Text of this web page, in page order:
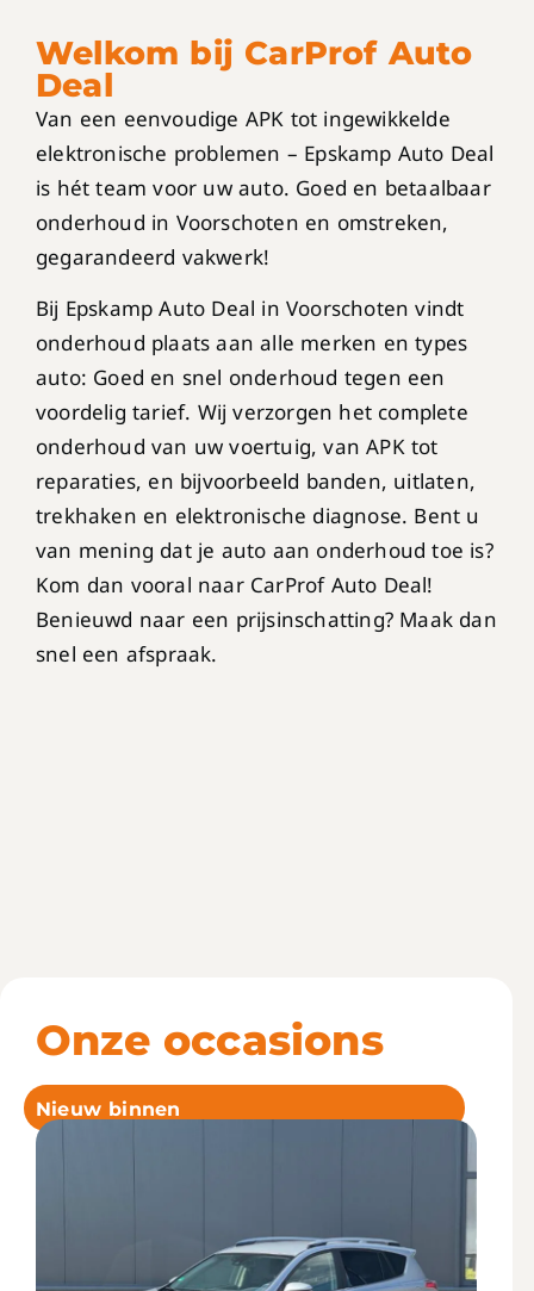
Welkom bij CarProf Auto
Deal
Van een eenvoudige APK tot ingewikkelde
elektronische problemen – Epskamp Auto Deal
is hét team voor uw auto. Goed en betaalbaar
onderhoud in Voorschoten en omstreken,
gegarandeerd vakwerk!
Bij Epskamp Auto Deal in Voorschoten vindt
onderhoud plaats aan alle merken en types
auto: Goed en snel onderhoud tegen een
voordelig tarief. Wij verzorgen het complete
onderhoud van uw voertuig, van APK tot
reparaties, en bijvoorbeeld banden, uitlaten,
trekhaken en elektronische diagnose. Bent u
van mening dat je auto aan onderhoud toe is?
Kom dan vooral naar CarProf Auto Deal!
Benieuwd naar een prijsinschatting? Maak dan
snel een afspraak.
Onze occasions
Nieuw binnen